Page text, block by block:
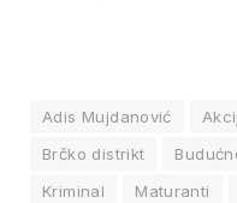
Adis Mujdanović
Brčko distrikt
Kriminal
Maturanti